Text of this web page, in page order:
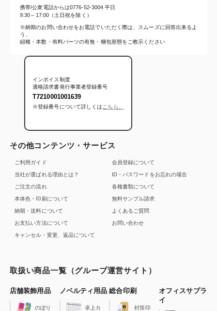
携帯/公衆電話からは0776-52-3004 平日
9:30～17:00（土日祝を除く）
※納期のお問い合わせをお電話でいただく際は、スムーズに回答出来るよ
う、
紐種・本数・有料パーツの有無・梱包形態をご教示ください
インボイス制度
適格請求書発行事業者登録番号
T7210001001639
※登録番号について詳しくは こちら。
その他コンテンツ・サービス
ご利用ガイド
当社が選ばれる理由とは？
ご注文の流れ
本体色・印刷について
納期・送料について
お支払い方法について
キャンセル・変更、返品について
会員登録について
ID・パスワードをお忘れの場合
各種書類について
無料サンプル請求
よくあるご質問
お問い合わせ
取扱い商品一覧（グループ運営サイト）
店舗装飾用品
のぼり
ノベルティ用品
卓上カ
総合印刷
封筒印
オフィスサプラ
イ